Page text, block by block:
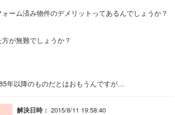
ーム済み物件のデメリットってあるんでしょうか？
が無難でしょうか？
年以降のものだとはおもうんですが…
解決日時： 2015/8/11 19:58:40